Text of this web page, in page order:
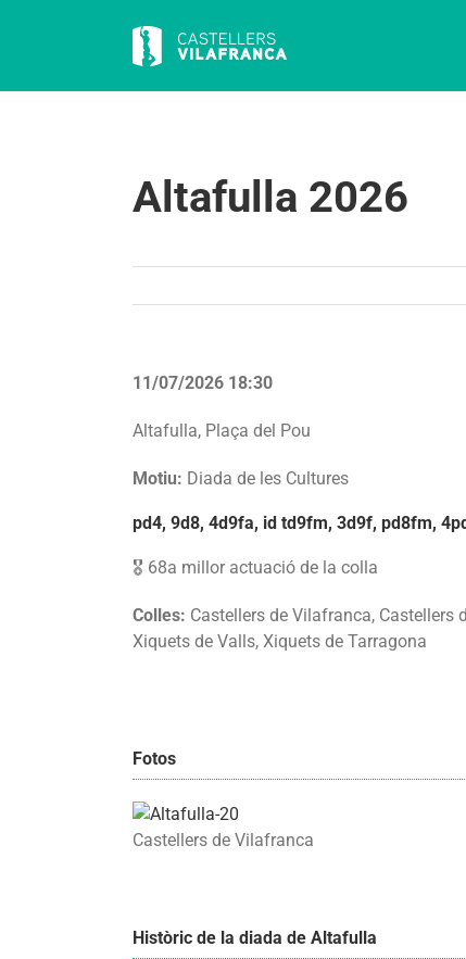
Altafulla 2026
11/07/2026 18:30
Altafulla, Plaça del Pou
Motiu: Diada de les Cultures
pd4, 9d8, 4d9fa, id td9fm, 3d9f, pd8fm,
🎖️ 68a millor actuació de la colla
Colles: Castellers de Vilafranca, Castellers
Xiquets de Valls, Xiquets de Tarragona
Fotos
Castellers de Vilafranca
Històric de la diada de Altafulla